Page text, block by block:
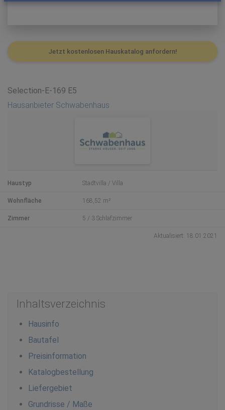
Selection-E-169 E5
Hausanbieter Schwabenhaus
Haustyp Stadtvilla / Villa
Wohnfläche 168,52 m²
Zimmer 5 / 3 Schlafzimmer
Aktualisiert: 18.01.2021
Jetzt kostenlosen Hauskatalog anfordern!
Inhaltsverzeichnis
Hausinfo
Bautafel
Preisinformation
Katalogbestellung
Liefergebiet
Grundrisse / Maße